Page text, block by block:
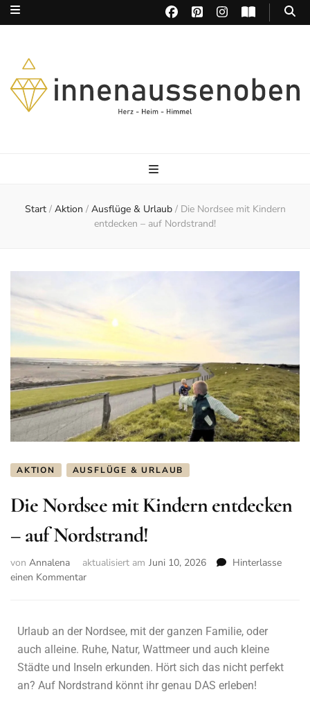
Start / Aktion / Ausflüge & Urlaub / Die Nordsee mit Kindern
entdecken – auf Nordstrand!
AKTION AUSFLÜGE & URLAUB
Die Nordsee mit Kindern entdecken
– auf Nordstrand!
von Annalena aktualisiert am Juni 10, 2026
Hinterlasse
einen Kommentar
Urlaub an der Nordsee, mit der ganzen Familie, oder
auch alleine. Ruhe, Natur, Wattmeer und auch kleine
Städte und Inseln erkunden. Hört sich das nicht perfekt
an? Auf Nordstrand könnt ihr genau DAS erleben!